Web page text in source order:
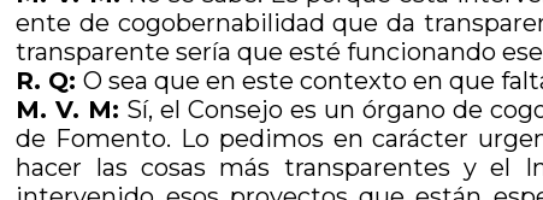
ente de cogobernabilidad que da
transparente sería que esté funcionando
R. Q:O sea que en este contexto en que
M. V. M: Sí, el Consejo es un órgano de
de Fomento. Lo pedimos en carácter
hacer las cosas más transparentes y el